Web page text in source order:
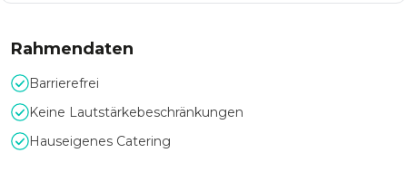
Rahmendaten
Barrierefrei
Keine Lautstärkebeschränkungen
Hauseigenes Catering